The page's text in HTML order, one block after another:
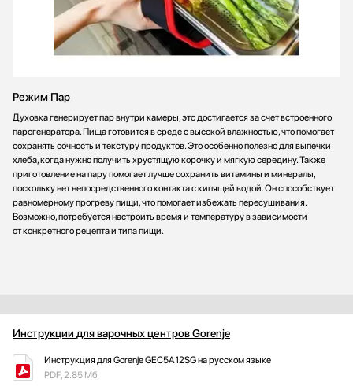
Режим Пар
Духовка генерирует пар внутри камеры, это достигается за счет встроенного
парогенератора. Пища готовится в среде с высокой влажностью, что помогает
сохранять сочность и текстуру продуктов. Это особенно полезно для выпечки
хлеба, когда нужно получить хрустящую корочку и мягкую середину. Также
приготовление на пару помогает лучше сохранить витамины и минералы,
поскольку нет непосредственного контакта с кипящей водой. Он способствует
равномерному прогреву пищи, что помогает избежать пересушивания.
Возможно, потребуется настроить время и температуру в зависимости
от конкретного рецепта и типа пищи.
Инструкции для варочных центров Gorenje
Инструкция для Gorenje GEC5A12SG на русском языке
PDF, 2.85 Мб